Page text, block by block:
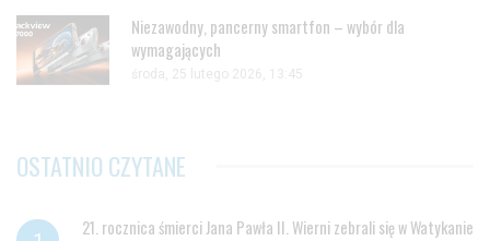
Niezawodny, pancerny smartfon – wybór dla
wymagających
środa, 25 lutego 2026, 13:45
OSTATNIO CZYTANE
21. rocznica śmierci Jana Pawła II. Wierni zebrali się w Watykanie